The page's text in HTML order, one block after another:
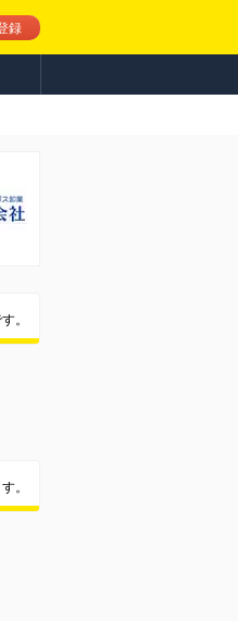
録
。
。